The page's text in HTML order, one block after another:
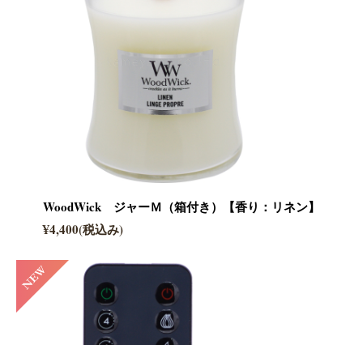
WoodWick ジャーＭ（箱付き）【香り：リネン】
¥4,400(税込み)